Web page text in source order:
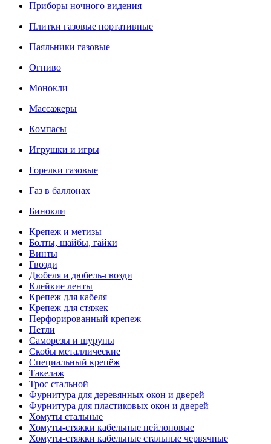
Приборы ночного видения
Плитки газовые портативные
Паяльники газовые
Огниво
Монокли
Массажеры
Компасы
Игрушки и игры
Горелки газовые
Газ в баллонах
Бинокли
Крепеж и метизы
Болты, шайбы, гайки
Винты
Гвозди
Дюбеля и дюбель-гвозди
Клейкие ленты
Крепеж для кабеля
Крепеж для стяжек
Перфорированный крепеж
Петли
Саморезы и шурупы
Скобы металлические
Специальный крепёж
Такелаж
Трос стальной
Фурнитура для деревянных окон и дверей
Фурнитура для пластиковых окон и дверей
Хомуты стальные
Хомуты-стяжки кабельные нейлоновые
Хомуты-стяжки кабельные стальные червячные